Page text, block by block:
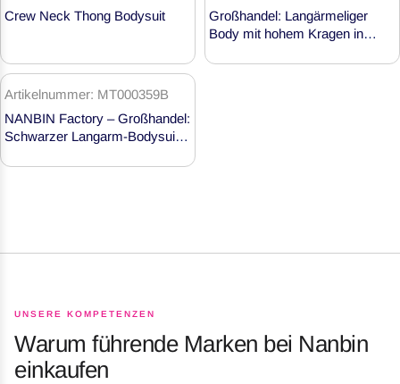
Bodysuit
Crew Neck Thong Bodysuit
Großhandel: Langärmeliger
Body mit hohem Kragen in
Artikelnummer: MT000359B
NANBIN Factory – Großhandel:
Schwarzer Langarm-Bodysuit
und String-Schluss MT000359B
UNSERE KOMPETENZEN
Warum führende Marken bei Nanbin
einkaufen